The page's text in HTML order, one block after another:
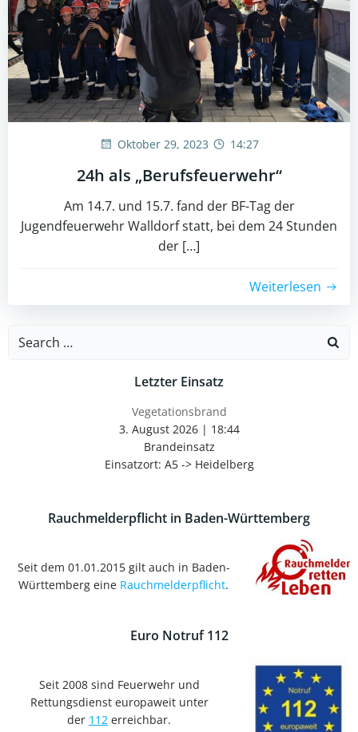
Oktober 29, 2023 14:27
24h als „Berufsfeuerwehr“
Am 14.7. und 15.7. fand der BF-Tag der
Jugendfeuerwehr Walldorf statt, bei dem 24 Stunden
der […]
Weiterlesen
Search
Letzter Einsatz
Vegetationsbrand
3. August 2026| 18:44
Brandeinsatz
Einsatzort: A5 -> Heidelberg
Rauchmelderpflicht in Baden-Württemberg
Seit dem 01.01.2015 gilt auch in Baden-
Württemberg eine Rauchmelderpflicht.
Euro Notruf 112
Seit 2008 sind Feuerwehr und
Rettungsdienst europaweit unter
der 112 erreichbar.